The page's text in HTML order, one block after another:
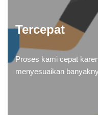
Tercepat
Proses kami cepat
menyesuaikan